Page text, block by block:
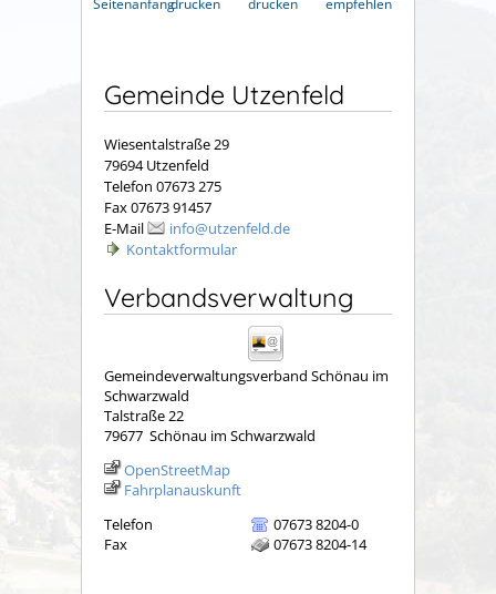
Seitenanfangdrucken
drucken
empfehlen
Gemeinde Utzenfeld
Wiesentalstraße 29
79694 Utzenfeld
Telefon 07673 275
Fax 07673 91457
E-Mail
info@utzenfeld.de
Kontaktformular
Verbandsverwaltung
Gemeindeverwaltungsverband Schönau im
Schwarzwald
Talstraße 22
79677 Schönau im Schwarzwald
OpenStreetMap
Fahrplanauskunft
Telefon
07673 8204-0
Fax
07673 8204-14